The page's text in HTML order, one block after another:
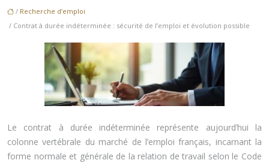
/ Recherche d’emploi
/ Contrat à durée indéterminée : sécurité de l’emploi et évolution possible
Le contrat à durée indéterminée représente aujourd’hui la
colonne vertébrale du marché de l’emploi français, incarnant la
forme normale et générale de la relation de travail selon le Code